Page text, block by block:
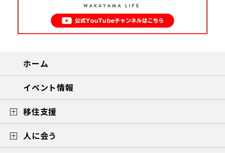
ホーム
イベント情報
移住支援
人に会う